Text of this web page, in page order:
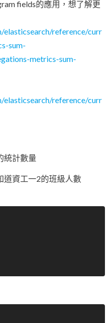
fields的應用，想了解更
reference/curr
sum-
metrics-sum-
reference/curr
統計數量
道資工一2的班級人數